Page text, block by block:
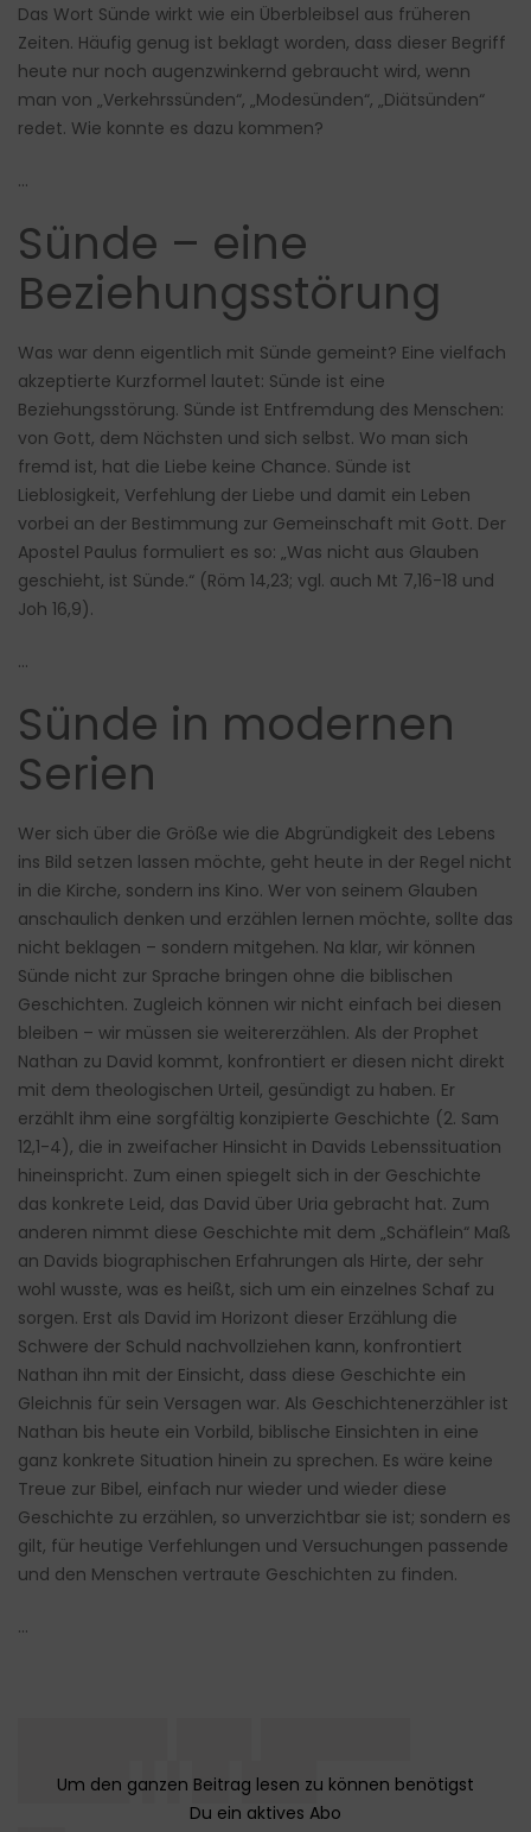
Das Wort Sünde wirkt wie ein Überbleibsel aus früheren
Zeiten. Häufig genug ist beklagt worden, dass dieser Begriff
heute nur noch augenzwinkernd gebraucht wird, wenn
man von „Verkehrssünden“, „Modesünden“, „Diätsünden“
redet. Wie konnte es dazu kommen?
…
Sünde – eine
Beziehungsstörung
Was war denn eigentlich mit Sünde gemeint? Eine vielfach
akzeptierte Kurzformel lautet: Sünde ist eine
Beziehungsstörung. Sünde ist Entfremdung des Menschen:
von Gott, dem Nächsten und sich selbst. Wo man sich
fremd ist, hat die Liebe keine Chance. Sünde ist
Lieblosigkeit, Verfehlung der Liebe und damit ein Leben
vorbei an der Bestimmung zur Gemeinschaft mit Gott. Der
Apostel Paulus formuliert es so: „Was nicht aus Glauben
geschieht, ist Sünde.“ (Röm 14,23; vgl. auch Mt 7,16-18 und
Joh 16,9).
…
Sünde in modernen
Serien
Wer sich über die Größe wie die Abgründigkeit des Lebens
ins Bild setzen lassen möchte, geht heute in der Regel nicht
in die Kirche, sondern ins Kino. Wer von seinem Glauben
anschaulich denken und erzählen lernen möchte, sollte das
nicht beklagen – sondern mitgehen. Na klar, wir können
Sünde nicht zur Sprache bringen ohne die biblischen
Geschichten. Zugleich können wir nicht einfach bei diesen
bleiben – wir müssen sie weitererzählen. Als der Prophet
Nathan zu David kommt, konfrontiert er diesen nicht direkt
mit dem theologischen Urteil, gesündigt zu haben. Er
erzählt ihm eine sorgfältig konzipierte Geschichte (2. Sam
12,1-4), die in zweifacher Hinsicht in Davids Lebenssituation
hineinspricht. Zum einen spiegelt sich in der Geschichte
das konkrete Leid, das David über Uria gebracht hat. Zum
anderen nimmt diese Geschichte mit dem „Schäflein“ Maß
an Davids biographischen Erfahrungen als Hirte, der sehr
wohl wusste, was es heißt, sich um ein einzelnes Schaf zu
sorgen. Erst als David im Horizont dieser Erzählung die
Schwere der Schuld nachvollziehen kann, konfrontiert
Nathan ihn mit der Einsicht, dass diese Geschichte ein
Gleichnis für sein Versagen war. Als Geschichtenerzähler ist
Nathan bis heute ein Vorbild, biblische Einsichten in eine
ganz konkrete Situation hinein zu sprechen. Es wäre keine
Treue zur Bibel, einfach nur wieder und wieder diese
Geschichte zu erzählen, so unverzichtbar sie ist; sondern es
gilt, für heutige Verfehlungen und Versuchungen passende
und den Menschen vertraute Geschichten zu finden.
…
████▌▌▌█▌███